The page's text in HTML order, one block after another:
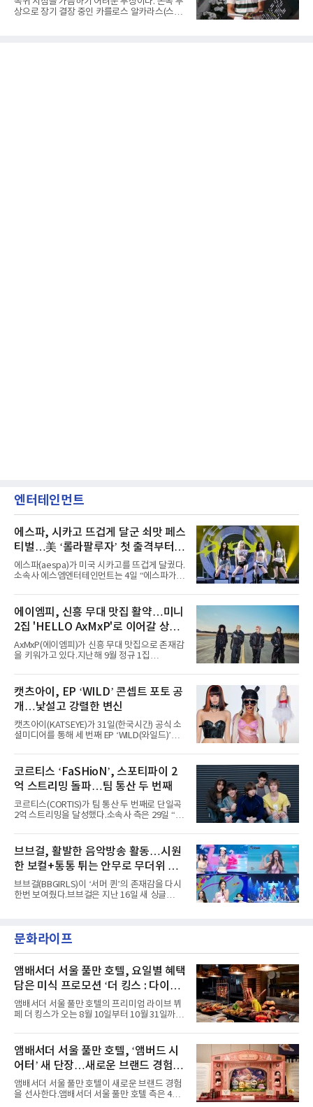
며 각 조 상위 4개 팀이 16강에 진출한다.지난해
U-16 아시아선수권 우승으로 처음 이 대회에 나
상으로 장기 결장 중인 카를로스 알카라스(스페
엔터테인먼트
에스파, 시카고 뜨겁게 달군 쇠맛 페스
티벌…美 ‘롤라팔루자’ 첫 출격부터
증명한 존재감
에스파(aespa)가 미국 시카고를 뜨겁게 달궜다.
소속사 에스엠엔터테인먼트는 4일 “에스파가
서 열린 ‘롤라팔루자 시카고’(Lollapalooza
Chicago)의 알리안츠 스테이지에 올랐다”며
“총 14곡으로 구성된 세트리스트를 선사, 데뷔 7
년 차다운 노련한 무대 매너와 파워풀한 에너지
로 현장의 분위기를 압도했다”고 밝혔다.1991
년 시작된 ‘롤라팔루자’는 8개 스테이지, 170여
팀의 아티스트와 40만 명 이상의 관객이 운집하
코르티스 등 K팝 스타들이 출연진 명단에 이름
을 올렸다.이날 에스파는
에이엠피, 신흥 무대 맛집 활약…미니
2집 'HELLO AxMxP'로 이어갈 상승
세
AxMxP(에이엠피)가 신흥 무대 맛집으로 존재감
을 키워가고 있다.지난해 9월 정규 1집
AxMxP는 데뷔 전부터 버스킹과 각종 페스티벌,
공연 무대에 오르며 실전 경험을 쌓아왔다.이들
은 소속사 패밀리 콘서트를 비롯해 '뷰티풀 민트
라이프 2025', '2025 부산국제록페스티벌' 등 대
형 무대에 잇달아 출연해 당찬 에너지와 풋풋한
매력으로 음악팬들의 눈도장을 찍었다.이후
AxMxP는 '카운트다운 판타지 2025-2026',
정적인 실력을 입증했고, 올해 '2026 어썸뮤직
페스티벌', '뷰티풀 민트 라이프 2026', '2026
캣츠아이, EP ‘WILD’ 콘셉트 포토 공
개…낯설고 강렬한 변신
캣츠아이(KATSEYE)가 31일(한국시간) 공식 소
셜미디어를 통해 세 번째 EP ‘WILD(와일드)’의
heart(와일드 하트)’라는 제목이 붙은 콘셉트 포
토에는 멤버들의 본능적이고 야성적인 면모가
강렬하게 담겼다. 짙은 아이섀도와 푸른빛·금빛·
붉은빛의 컬러 렌즈가 비현실적인 분위기를 자
아내고, 여러 원색이 불규칙하게 뒤섞인 멀티컬
러 헤어와 과감한 블루·블랙 립 메이크업이 낯설
고도 매혹적인 비주얼을 완성했다.스타일링 역
엣을 거침없이 결합했다. 멤버들은 각기 다른 개
성을 살린 스타일링을 선
코르티스 ‘FaSHioN’, 스포티파이 2
억 스트리밍 돌파…팀 통산 두 번째
코르티스(CORTIS)가 팀 통산 두 번째로 단일곡
2억 스트리밍을 달성했다.소속사 측은 29일 “코
벌 오디오·음원 스트리밍 플랫폼 스포티파이에
서 27일 자로 누적 재생 수 2억 회를 돌파했
다”고 밝혔다.곡이 발표된 지 약 10개월 만이다.
팀의 첫 번째 2억 스트리밍 곡은 동일 음반에 수
록된 ‘GO!’다. 이 노래는 공개 약 9개월 만인 지
난달 26일 자에 2억 고지를 밟았다. 이는 최근 5
년 내 데뷔한 보이그룹의 곡 중 최단기 2억 달성
했다. “내 티, 5 bucks 바지는, 만원” 등 멤버들
의 라이프 스타일
브브걸, 활발한 음악방송 활동…시원
한 보컬+통통 튀는 안무로 무더위 사
냥
브브걸(BBGIRLS)이 ‘서머 퀸’의 존재감을 다시
한번 보여줬다.브브걸은 지난 16일 새 싱글
MBC '쇼! 음악중심', SBS '인기가요' 등 주요 음
악방송 무대에 올라 화려한 퍼포먼스를 펼쳤다.
력을 앞세워 매 무대 색다른 볼거리를 선사했다.
특히 화사한 파스텔 톤의 비치웨어부터 청량한
마린룩, 햇살 아래 반짝이는 물결을 연상시키는
스커트, 강렬한 붉은 계열의 스타일링까지 각기
다른 매력을 선보였다. 브브걸은 다채로운 여름
패션을 완벽하게 소화하며 보
문화라이프
앰배서더 서울 풀만 호텔, 요일별 혜택
담은 미식 프로모션 ‘더 킹스 : 다이닝
프리빌리지즈’ 선봬
앰배서더 서울 풀만 호텔의 프리미엄 라이브 뷔
페 더 킹스가 오는 8월 10일부터 10월 31일까지
즈’를 선보인다.앰배서더 서울 풀만 호텔 측은
“요일마다 다른 즐거움과 한층 깊어진 미식의 여
유를 경험할 수 있도록 기획했다”고 밝혔다.먼저
월요일과 화요일에는 한 주의 문을 여는 여유로
운 식사를 테마로 다양한 혜택이 마련된다. 런치
이용 시 성인 5인 이상 사전 예약 고객에게 성인
1인 무료 혜택을 제공하며, 디너 이용 시에는 성
앰배서더 서울 풀만 호텔, ‘앰버드 시
어터’ 새 단장…새로운 브랜드 경험 선
사
앰배서더 서울 풀만 호텔이 새로운 브랜드 경험
을 선사한다.앰배서더 서울 풀만 호텔 측은 4일